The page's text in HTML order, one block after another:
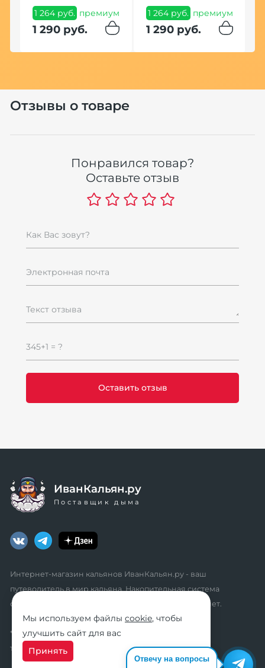
Мы используем файлы cookie, чтобы
улучшить сайт для вас
Принять
1 264 руб. премиум
1 290 руб.
1 264 руб. премиум
1 290 руб.
Отзывы о товаре
Понравился товар?
Оставьте отзыв
Как Вас зовут?
Электронная почта
Текст отзыва
345+1 = ?
ИванКальян.ру
Поставщик дыма
Интернет-магазин кальянов ИванКальян.ру - ваш
путеводитель в мир кальяна. Накопительная система
скидок, промокоды, акции. Удобный личный кабинет.
* мы не осуществляем дистанционную продажу
табачной продукции розничным клиентам
Отвечу на вопросы